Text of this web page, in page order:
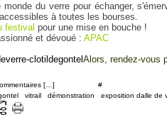
du verre pour échanger,
à toutes les bourses.
festival pour une mise en bouche !
et dévoué : APAC
Alors, rendez-vous
[ ] #
vitrail démonstration exposition dalle de